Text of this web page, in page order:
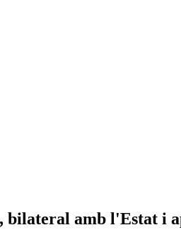
bilateral amb l'Estat i